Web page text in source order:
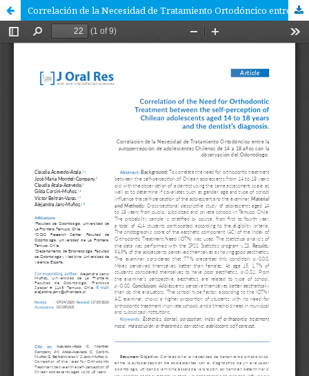
Correlación de la Necesidad de Tratamiento Ortodóncico entre la autopercepción de adolescentes Chilenos de 14 a 18 años con la observación del Odontólogo.